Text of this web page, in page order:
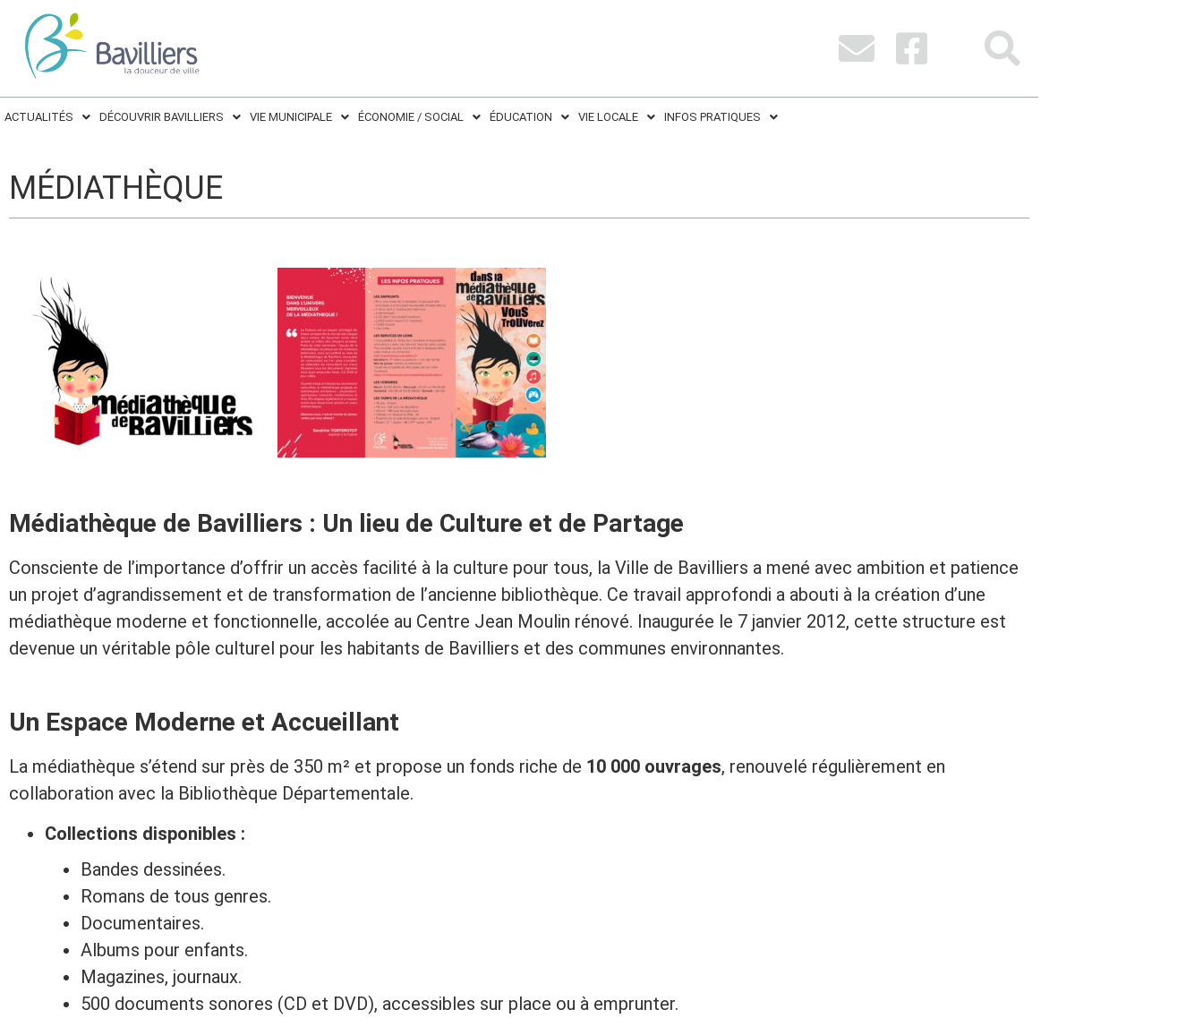
ACTUALITÉS DÉCOUVRIR BAVILLIERS VIE MUNICIPALE ÉCONOMIE / SOCIAL ÉDUCATION VIE LOCALE INFOS PRATIQUES
MÉDIATHÈQUE
Médiathèque de Bavilliers : Un lieu de Culture et de Partage
Consciente de l’importance d’offrir un accès facilité à la culture pour tous, la Ville de Bavilliers a mené avec ambition et patience
un projet d’agrandissement et de transformation de l’ancienne bibliothèque. Ce travail approfondi a abouti à la création d’une
médiathèque moderne et fonctionnelle, accolée au Centre Jean Moulin rénové. Inaugurée le 7 janvier 2012, cette structure est
devenue un véritable pôle culturel pour les habitants de Bavilliers et des communes environnantes.
Un Espace Moderne et Accueillant
La médiathèque s’étend sur près de 350 m² et propose un fonds riche de 10 000 ouvrages, renouvelé régulièrement en
collaboration avec la Bibliothèque Départementale.
Collections disponibles :
Bandes dessinées.
Romans de tous genres.
Documentaires.
Albums pour enfants.
Magazines, journaux.
500 documents sonores (CD et DVD), accessibles sur place ou à emprunter.